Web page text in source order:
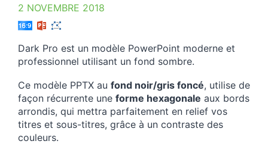
2 NOVEMBRE 2018
Dark Pro est un modèle PowerPoint moderne et
professionnel utilisant un fond sombre.
Ce modèle PPTX au fond noir/gris foncé, utilise de
façon récurrente une forme hexagonale aux bords
arrondis, qui mettra parfaitement en relief vos
titres et sous-titres, grâce à un contraste des
couleurs.